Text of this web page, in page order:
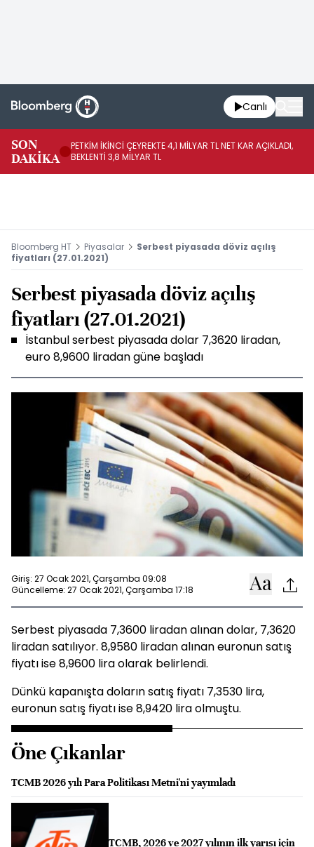
Canlı
SON
DAKİKA
PETKİM İKİNCİ ÇEYREKTE 4,1 MİLYAR TL NET KAR AÇIKLADI,
BEKLENTİ 3,8 MİLYAR TL
Bloomberg HT Piyasalar
Serbest piyasada döviz açılış
fiyatları (27.01.2021)
Serbest piyasada döviz açılış
fiyatları (27.01.2021)
İstanbul serbest piyasada dolar 7,3620 liradan,
euro 8,9600 liradan güne başladı
Giriş: 27 Ocak 2021, Çarşamba 09:08
Güncelleme: 27 Ocak 2021, Çarşamba 17:18
Serbest piyasada 7,3600 liradan alınan dolar, 7,3620
liradan satılıyor. 8,9580 liradan alınan euronun satış
fiyatı ise 8,9600 lira olarak belirlendi.
Dünkü kapanışta doların satış fiyatı 7,3530 lira,
euronun satış fiyatı ise 8,9420 lira olmuştu.
Öne Çıkanlar
TCMB 2026 yılı Para Politikası Metni'ni yayımladı
TCMB, 2026 ve 2027 yılının ilk yarısı için